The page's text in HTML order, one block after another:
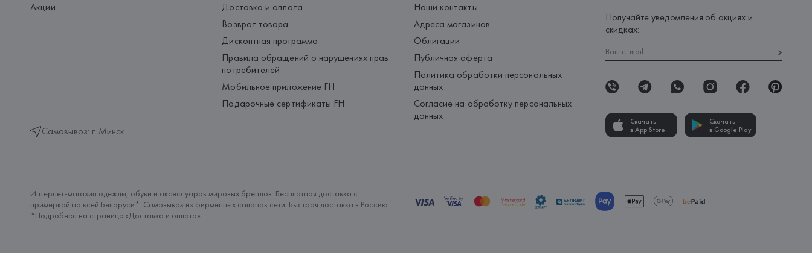
Акции
Самовывоз: г. Минск
Доставка и оплата
Возврат товара
Дисконтная программа
Правила обращений о нарушениях прав
потребителей
Мобильное приложение FH
Подарочные сертификаты FH
Наши контакты
Адреса магазинов
Облигации
Публичная оферта
Политика обработки персональных
данных
Согласие на обработку персональных
данных
Получайте уведомления об акциях и
скидках:
Скачать
в App Store
Скачать
в Google Play
Интернет-магазин одежды, обуви и аксессуаров мировых брендов. Бесплатная доставка с
примеркой по всей Беларуси*. Самовывоз из фирменных салонов сети. Быстрая доставка в Россию.
*Подробнее на странице «Доставка и оплата»